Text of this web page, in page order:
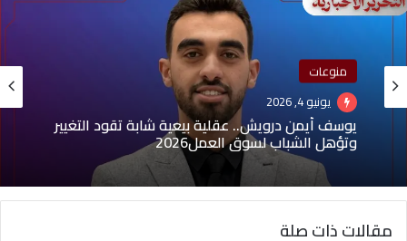
منوعات
يونيو 4, 2026
يوسف أيمن درويش.. عقلية بيعية شابة تقود التغيير
وتؤهل الشباب لسوق العمل2026
منوعات
مارس 23, 2026
بعد تدريب أكثر من 1000 مدرب
مقالات ذات صلة